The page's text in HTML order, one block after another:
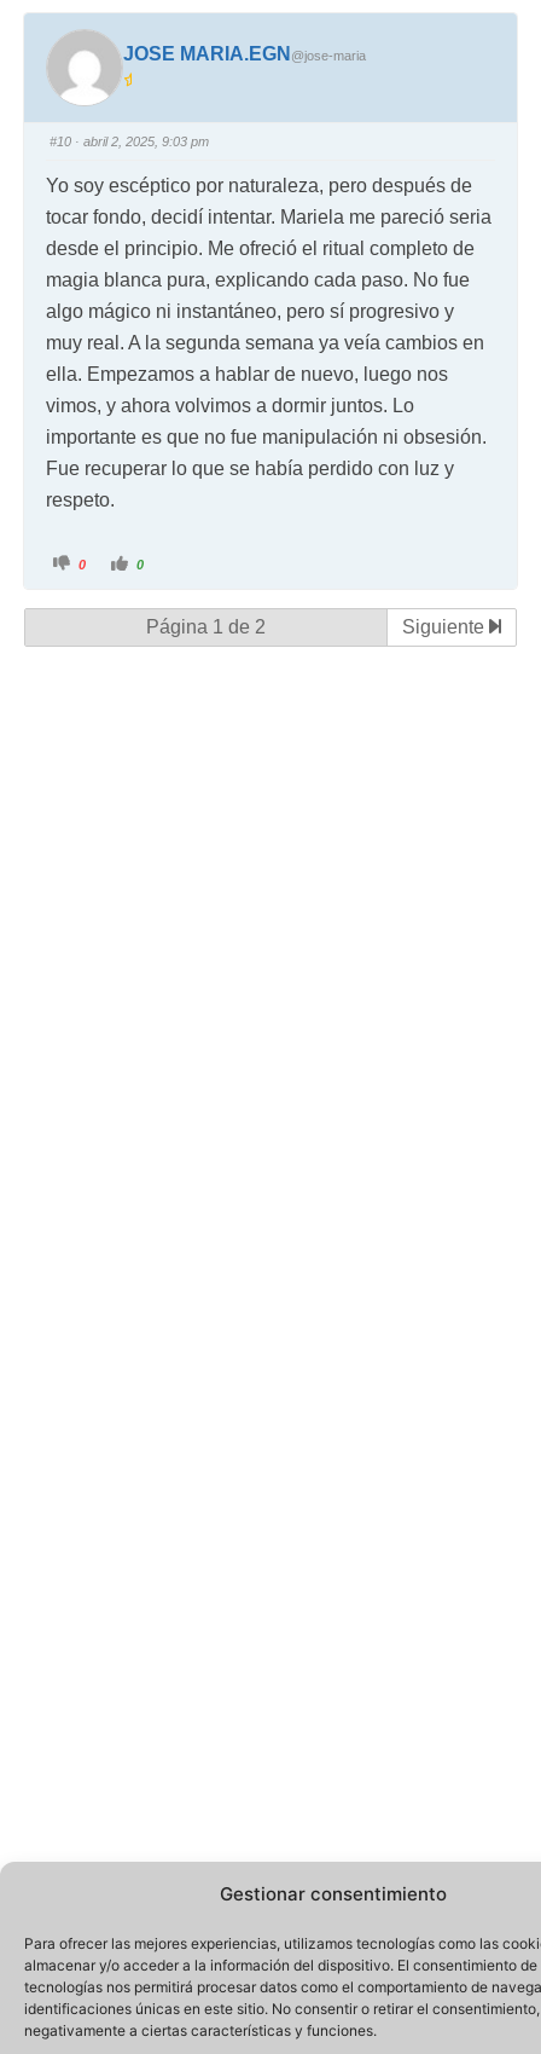
Gestionar consentimiento
Para ofrecer las mejores experiencias, utilizamos tecnologías como las
almacenar y/o acceder a la información del dispositivo. El consentimiento de
tecnologías nos permitirá procesar datos como el comportamiento de
identificaciones únicas en este sitio. No consentir o retirar el
negativamente a ciertas características y funciones.
JOSE MARIA.EGN @jose-maria
#10 · abril 2, 2025, 9:03 pm
Yo soy escéptico por naturaleza, pero después de
tocar fondo, decidí intentar. Mariela me pareció seria
desde el principio. Me ofreció el ritual completo de
magia blanca pura, explicando cada paso. No fue
algo mágico ni instantáneo, pero sí progresivo y
muy real. A la segunda semana ya veía cambios en
ella. Empezamos a hablar de nuevo, luego nos
vimos, y ahora volvimos a dormir juntos. Lo
importante es que no fue manipulación ni obsesión.
Fue recuperar lo que se había perdido con luz y
respeto.
0 0
Página 1 de 2 Siguiente